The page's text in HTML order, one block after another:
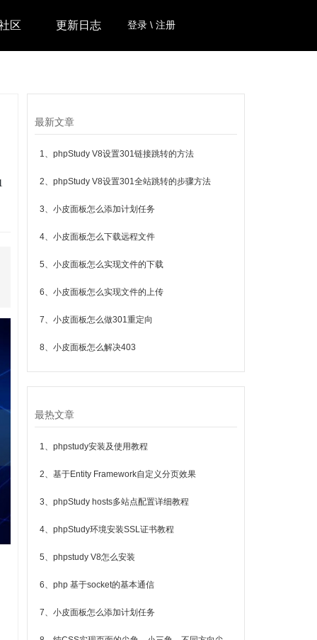
区 更新日志 登录 \ 注册
最新文章
1、phpStudy V8设置301链接跳转的方法
2、phpStudy V8设置301全站跳转的步骤方法
3、小皮面板怎么添加计划任务
4、小皮面板怎么下载远程文件
5、小皮面板怎么实现文件的下载
6、小皮面板怎么实现文件的上传
7、小皮面板怎么做301重定向
8、小皮面板怎么解决403
最热文章
1、phpstudy安装及使用教程
2、基于Entity Framework自定义分页效果
3、phpStudy hosts多站点配置详细教程
4、phpStudy环境安装SSL证书教程
5、phpstudy V8怎么安装
6、php 基于socket的基本通信
7、小皮面板怎么添加计划任务